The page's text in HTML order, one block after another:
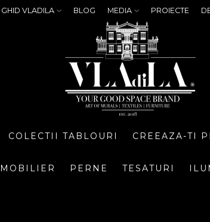
GHID VLADILA BLOG MEDIA PROIECTE
COLECTII TABLOURI CREEAZA-TI
MOBILIER PERNE TESATURI